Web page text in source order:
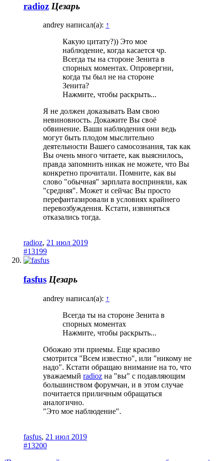
radioz Цезарь
andrey написал(а): ↑
Какую цитату?)) Это мое
наблюдение, когда касается чр.
Всегда ты на стороне Зенита в
спорных моментах. Опровергни,
когда ты был не на стороне
Зенита?
Нажмите, чтобы раскрыть...
Я не должен доказывать Вам свою
невиновность. Докажите Вы своё
обвинение. Ваши наблюдения они ведь
могут быть плодом мыслительно
деятельности Вашего самосознания, так как
Вы очень много читаете, как выяснилось,
правда запомнить никак не можете, что Вы
конкретно прочитали. Помните, как вы
слово "обычная" зарплата восприняли, как
"средняя". Может и сейчас Вы просто
перефантазировали в условиях крайнего
перевозбуждения. Кстати, извиняться
отказались тогда.
radioz, 21 июл 2019
#13199
fasfus Цезарь
andrey написал(а): ↑
Всегда ты на стороне Зенита в
спорных моментах
Нажмите, чтобы раскрыть...
Обожаю эти приемы. Еще красиво
смотрится "Всем известно", или "никому не
надо". Кстати обращаю внимание на то, что
уважаемый radioz на "вы" с подавляющим
большинством форумчан, и в этом случае
почитается приличным обращаться
аналогично.
"Это мое наблюдение".
fasfus, 21 июл 2019
#13200